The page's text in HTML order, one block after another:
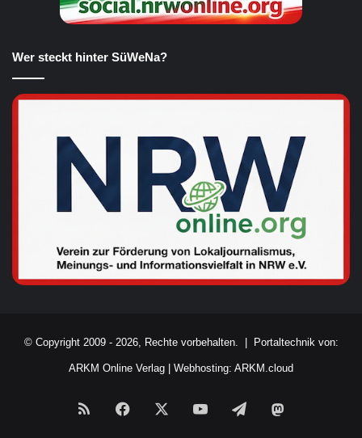
Wer steckt hinter SüWeNa?
© Copyright 2009 - 2026, Rechte vorbehalten. | Portaltechnik von:
ARKM Online Verlag Webhosting: ARKM.cloud
RSS Facebook YouTubeTelegram